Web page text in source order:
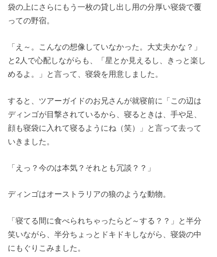
袋の上にさらにもう一枚の貸し出し用の分厚い寝袋で覆
っての野宿。
「え～。こんなの想像していなかった。大丈夫かな？」
と2人で心配しながらも、「星とか見えるし、きっと楽し
めるよ。」と言って、寝袋を用意しました。
すると、ツアーガイドのお兄さんが就寝前に「この辺は
ディンゴが目撃されているから、寝るときは、手や足、
顔も寝袋に入れて寝るようにね（笑）」と言って去って
いきました。
「えっ？今のは本気？それとも冗談？？」
ディンゴはオーストラリアの狼のような動物。
「寝てる間に食べられちゃったらど～する？？」と半分
笑いながら、半分ちょっとドキドキしながら、寝袋の中
にもぐりこみました。